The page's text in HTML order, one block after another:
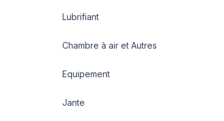
Lubrifiant
Chambre à air et Autres
Equipement
Jante